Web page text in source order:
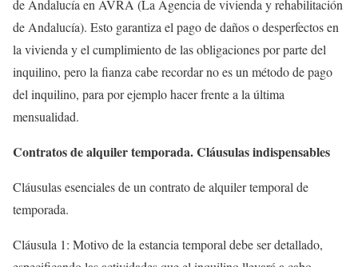
de Andalucía en AVRA (La Agencia de vivienda y rehabilitación
de Andalucía). Esto garantiza el pago de daños o desperfectos en
la vivienda y el cumplimiento de las obligaciones por parte del
inquilino, pero la fianza cabe recordar no es un método de pago
del inquilino, para por ejemplo hacer frente a la última
mensualidad.
Contratos de alquiler temporada. Cláusulas indispensables
Cláusulas esenciales de un contrato de alquiler temporal de
temporada.
Cláusula 1: Motivo de la estancia temporal debe ser detallado,